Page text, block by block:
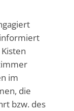
im
die
bzw. des